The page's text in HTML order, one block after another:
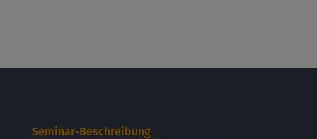
Seminar-Beschreibung